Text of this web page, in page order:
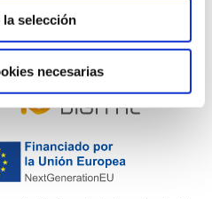
selección
necesarias